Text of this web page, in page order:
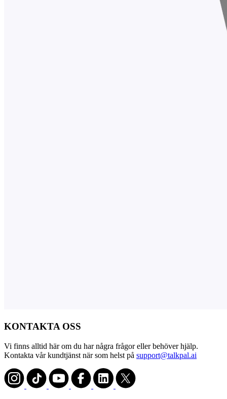
KONTAKTA OSS
Vi finns alltid här om du har några frågor eller behöver hjälp.
Kontakta vår kundtjänst när som helst på support@talkpal.ai